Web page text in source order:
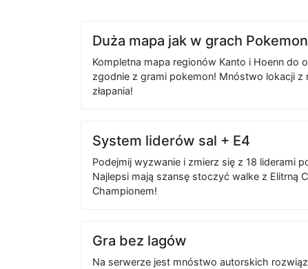
Duża mapa jak w grach Pokemon
Kompletna mapa regionów Kanto i Hoenn do
zgodnie z grami pokemon! Mnóstwo lokacji z
złapania!
System liderów sal + E4
Podejmij wyzwanie i zmierz się z 18 liderami
Najlepsi mają szansę stoczyć walke z Elitrną
Championem!
Gra bez lagów
Na serwerze jest mnóstwo autorskich